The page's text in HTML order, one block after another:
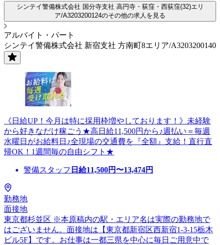
シンテイ警備株式会社 国分寺支社 高円寺・荻窪・西荻窪(32)エリ
ア/A3203200124のその他の求人を見る
アルバイト・パート
シンテイ警備株式会社 新宿支社 方南町8エリア/A3203200140
《日給UP！今月は特に採用枠増やしております！》未経験
から好きなだけ稼ごう★高日給11,500円から♪週払い＝毎週
水曜日がお給料日♪全現場の交通費を『全額』支給！直行直
帰OK！1週間毎の自由シフト★
警備スタッフ 日給11,500円〜13,474円
勤務地
面接地
東京都杉並区 ※本原稿内の駅・エリア名は実際の勤務地で
はございません。面接地は【東京都新宿区西新宿1-3-15栃木
ビル5F】です。お仕事は一都三県を中心に毎日ご用意中で